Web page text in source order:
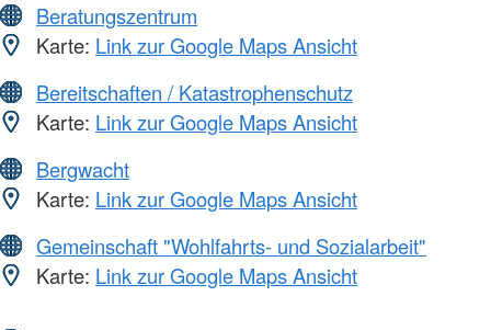
Beratungszentrum
Karte: Link zur Google Maps Ansicht
Bereitschaften / Katastrophenschutz
Karte: Link zur Google Maps Ansicht
Bergwacht
Karte: Link zur Google Maps Ansicht
Gemeinschaft "Wohlfahrts- und Sozialarbeit"
Karte: Link zur Google Maps Ansicht